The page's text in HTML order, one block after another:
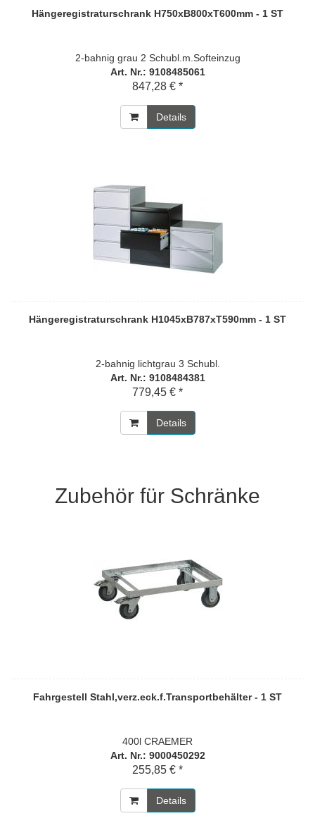
Hängeregistraturschrank H750xB800xT600mm - 1 ST
2-bahnig grau 2 Schubl.m.Softeinzug
Art. Nr.: 9108485061
847,28 € *
Details
Hängeregistraturschrank H1045xB787xT590mm - 1 ST
2-bahnig lichtgrau 3 Schubl.
Art. Nr.: 9108484381
779,45 € *
Details
Zubehör für Schränke
Fahrgestell Stahl,verz.eck.f.Transportbehälter - 1 ST
400l CRAEMER
Art. Nr.: 9000450292
255,85 € *
Details